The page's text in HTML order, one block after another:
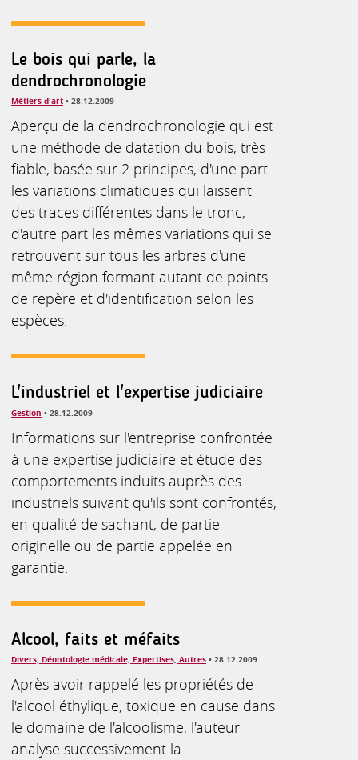
Le bois qui parle, la
dendrochronologie
Métiers d'art • 28.12.2009
Aperçu de la dendrochronologie qui est
une méthode de datation du bois, très
fiable, basée sur 2 principes, d'une part
les variations climatiques qui laissent
des traces différentes dans le tronc,
d'autre part les mêmes variations qui se
retrouvent sur tous les arbres d'une
même région formant autant de points
de repère et d'identification selon les
espèces.
L'industriel et l'expertise judiciaire
Gestion • 28.12.2009
Informations sur l'entreprise confrontée
à une expertise judiciaire et étude des
comportements induits auprès des
industriels suivant qu'ils sont confrontés,
en qualité de sachant, de partie
originelle ou de partie appelée en
garantie.
Alcool, faits et méfaits
Divers, Déontologie médicale, Expertises, Autres • 28.12.2009
Après avoir rappelé les propriétés de
l'alcool éthylique, toxique en cause dans
le domaine de l'alcoolisme, l'auteur
analyse successivement la